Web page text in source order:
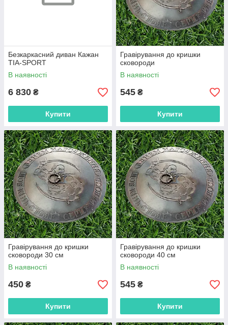
Безкаркасний диван Кажан
TIA-SPORT
В наявності
6 830 ₴
Купити
Гравірування до кришки
сковороди
В наявності
545 ₴
Купити
Гравірування до кришки
сковороди 30 см
В наявності
450 ₴
Купити
Гравірування до кришки
сковороди 40 см
В наявності
545 ₴
Купити